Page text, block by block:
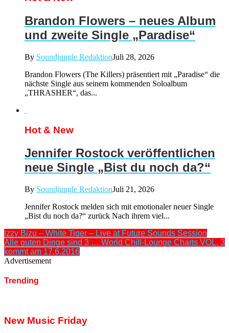
Brandon Flowers – neues Album
und zweite Single „Paradise“
By Soundjungle RedaktionJuli 28, 2026
Brandon Flowers (The Killers) präsentiert mit „Paradise“ die
nächste Single aus seinem kommenden Soloalbum
„THRASHER“, das...
Hot & New
Jennifer Rostock veröffentlichen
neue Single „Bist du noch da?“
By Soundjungle RedaktionJuli 21, 2026
Jennifer Rostock melden sich mit emotionaler neuer Single
„Bist du noch da?“ zurück Nach ihrem viel...
Izzy Bizu – White Tiger – Live at Future Sounds Session
Alle guten Dinge sind 3 … World Chill-Lounge Charts VOL. 3
kommt am 17.6.2016
Advertisement
Trending
New Music Friday